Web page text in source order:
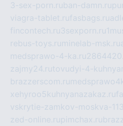
3-sex-porn.ruban-damn.ru
viagra-tablet.rufasbags.ru
fincontech.ru3sexporn.ru
rebus-toys.ru minelab-msk.ru
medsprawo-4-ka.ru
zajmy24.rutovudyi-4-
brazzerscom.ru
xehyroo5kuhnyanazakaz.ru
vskrytie-zamkov-moskva-
zed-online.rupimchax.ru